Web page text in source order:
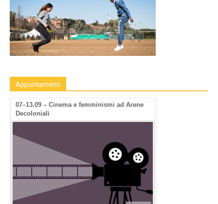
Appuntamenti
07–13.09 – Cinema e femminismi ad Arene
Decoloniali